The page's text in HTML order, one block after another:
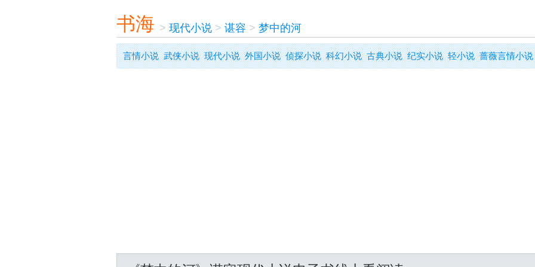
书海 > 现代小说> 谌容 > 梦中的河
言情小说 武侠小说 现代小说 外国小说 侦探小说 科幻小说 古典小说 纪实小说 轻小说 蔷薇言情小说